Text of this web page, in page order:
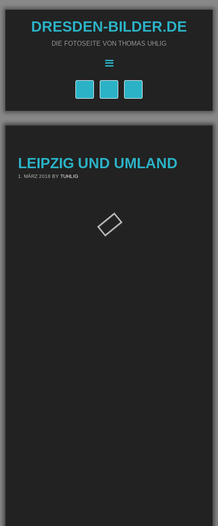
DRESDEN-BILDER.DE
DIE FOTOSEITE VON THOMAS UHLIG
LEIPZIG UND UMLAND
1. MÄRZ 2018 BYTUHLIG